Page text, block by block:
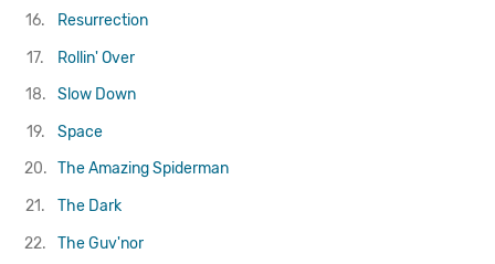
16.
Resurrection
17.
Rollin' Over
18.
Slow Down
19.
Space
20. The Amazing Spiderman
21.
The Dark
22.
The Guv'nor